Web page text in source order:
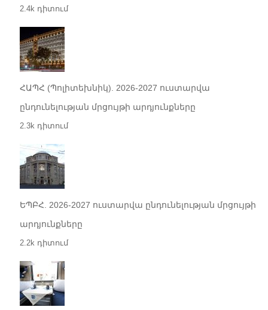
2.4k դիտում
ՀԱՊՀ (Պոլիտեխնիկ). 2026-2027 ուստարվա
ընդունելության մրցույթի արդյունքները
2.3k դիտում
ԵՊԲՀ. 2026-2027 ուստարվա ընդունելության մրցույթի
արդյունքները
2.2k դիտում